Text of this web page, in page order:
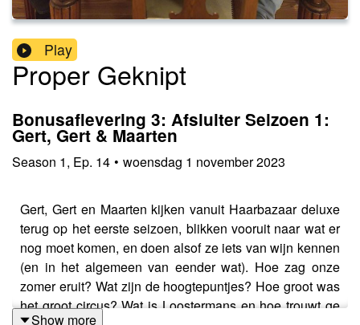
Play
Proper Geknipt
Bonusaflevering 3: Afsluiter Seizoen 1:
Gert, Gert & Maarten
Season 1, Ep. 14 • woensdag 1 november 2023
Gert, Gert en Maarten kijken vanuit Haarbazaar deluxe
terug op het eerste seizoen, blikken vooruit naar wat er
nog moet komen, en doen alsof ze iets van wijn kennen
(en in het algemeen van eender wat). Hoe zag onze
zomer eruit? Wat zijn de hoogtepuntjes? Hoe groot was
het groot circus? Wat is Loostermans en hoe trouwt ge
Show more